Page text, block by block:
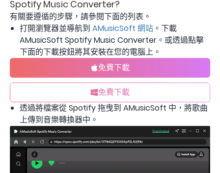
Spotify Music Converter?
有關要遵循的步驟，請參閱下面的列表。
打開瀏覽器並導航到 AMusicSoft 網站 。下載
AMusicSoft Spotify Music Converter。或透過點擊
下面的下載按鈕將其安裝在您的電腦上。
免費下載
免費下載
透過將檔案從 Spotify 拖曳到 AMusicSoft 中，將歌曲
上傳到音樂轉換器中。